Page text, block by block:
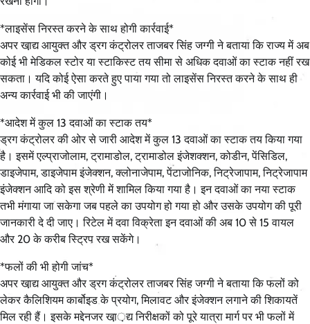
*लाइसेंस निरस्त करने के साथ होगी कार्रवाई*
अपर खा़द्य आयुक्त और ड्रग कंट्रोलर ताजबर सिंह जग्गी ने बताया कि राज्य में अब
कोई भी मेडिकल स्टोर या स्टाकिस्ट तय सीमा से अधिक दवाओं का स्टाक नहीं रख
सकता। यदि कोई ऐसा करते हुए पाया गया तो लाइसेंस निरस्त करने के साथ ही
अन्य कार्रवाई भी की जाएंगी।
*आदेश में कुल 13 दवाओं का स्टाक तय*
ड्रग कंट्रोलर की ओर से जारी आदेश में कुल 13 दवाओं का स्टाक तय किया गया
है। इसमें एल्प्राजोलाम, ट्रामाडोल, ट्रामाडोल इंजेशक्शन, कोडीन, पेंसिडिल,
डाइजेपाम, डाइजेपाम इंजेक्शन, क्लोनाजेपाम, पेंटाजोनिक, निट्रेजापाम, निट्रेजापाम
इंजेक्शन आदि को इस श्रेणी में शामिल किया गया है। इन दवाओं का नया स्टाक
तभी मंगाया जा सकेगा जब पहले का उपयोग हो गया हो और उसके उपयोग की पूरी
जानकारी दे दी जाए। रिटेल में दवा विक्रेता इन दवाओं की अब 10 से 15 वायल
और 20 के करीब स्ट्रिप रख सकेंगे।
*फलों की भी होगी जांच*
अपर खा़द्य आयुक्त और ड्रग कंट्रोलर ताजबर सिंह जग्गी ने बताया कि फलों को
लेकर कैलिशियम कार्बोइड के प्रयोग, मिलावट और इंजेक्शन लगाने की शिकायतें
मिल रही हैं। इसके मद्देनजर खा़़द्य निरीक्षकों को पूरे यात्रा मार्ग पर भी फलों में